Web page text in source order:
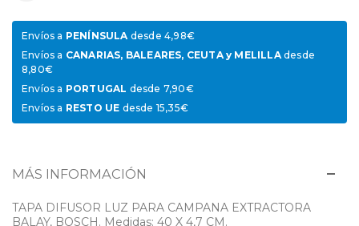
Envíos a PENÍNSULAdesde 4,98€
Envíos a CANARIAS, BALEARES, CEUTA y MELILLAdesde
8,80€
Envíos a PORTUGAL desde 7,90€
Envíos a RESTO UE desde 15,35€
MÁS INFORMACIÓN
TAPA DIFUSOR LUZ PARA CAMPANA EXTRACTORA
BALAY, BOSCH. Medidas: 40 X 4,7 CM.